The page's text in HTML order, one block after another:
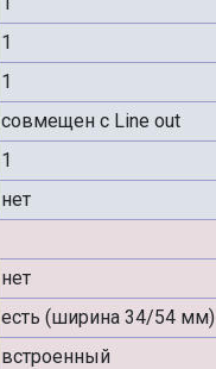
1
1
совмещен с Line out
1
нет
нет
есть (ширина 34/54 мм)
встроенный